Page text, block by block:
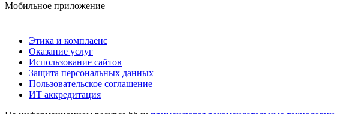
Мобильное приложение
Этика и комплаенс
Оказание услуг
Использование сайтов
Защита персональных данных
Пользовательское соглашение
ИТ аккредитация